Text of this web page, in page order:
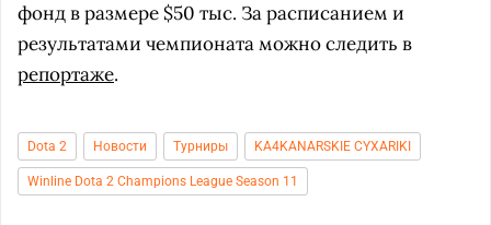
фонд в размере $50 тыс. За расписанием и
результатами чемпионата можно следить в
репортаже.
Dota 2 Новости Турниры KA4KANARSKIE CYXARIKI
Winline Dota 2 Champions League Season 11